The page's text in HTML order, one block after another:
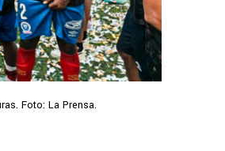
Foto: La Prensa.